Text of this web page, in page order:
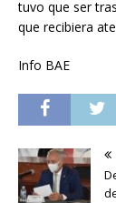
tuvo que ser
que recibiera
Info BAE